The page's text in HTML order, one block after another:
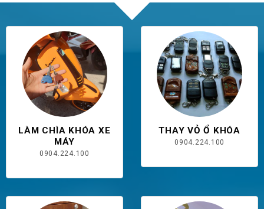
LÀM CHÌA KHÓA XE
MÁY
0904.224.100
THAY VỎ Ổ KHÓA
0904.224.100